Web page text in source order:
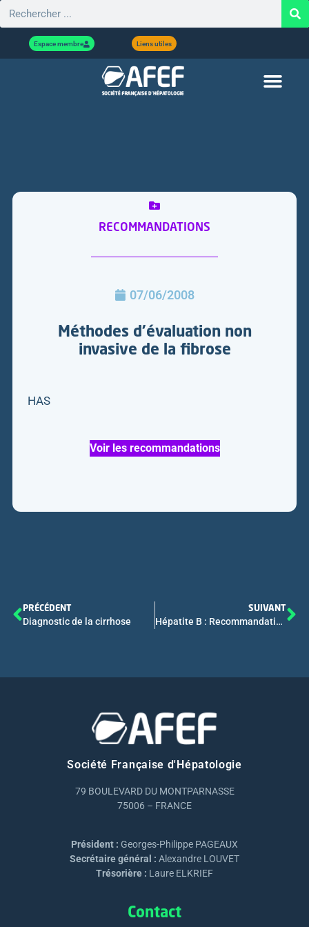
Espace membre Liens utiles
RECOMMANDATIONS
07/06/2008
Méthodes d’évaluation non
invasive de la fibrose
HAS
Voir les recommandations
PRÉCÉDENT
Diagnostic de la cirrhose
SUIVANT
Hépatite B : Recommandations en cas de non-réponse à la vaccination
Société Française d'Hépatologie
79 BOULEVARD DU MONTPARNASSE
75006 – FRANCE
Président : Georges-Philippe PAGEAUX
Secrétaire général : Alexandre LOUVET
Trésorière : Laure ELKRIEF
Contact